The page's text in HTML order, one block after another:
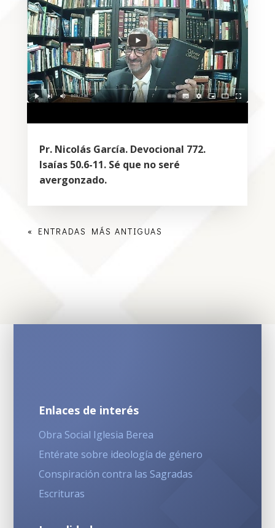
Pr. Nicolás García. Devocional 772.
Isaías 50.6-11. Sé que no seré
avergonzado.
« ENTRADAS MÁS ANTIGUAS
Enlaces de interés
Obra Social Iglesia Berea
Entérate sobre ideología de género
Conspiración contra las Sagradas
Escrituras